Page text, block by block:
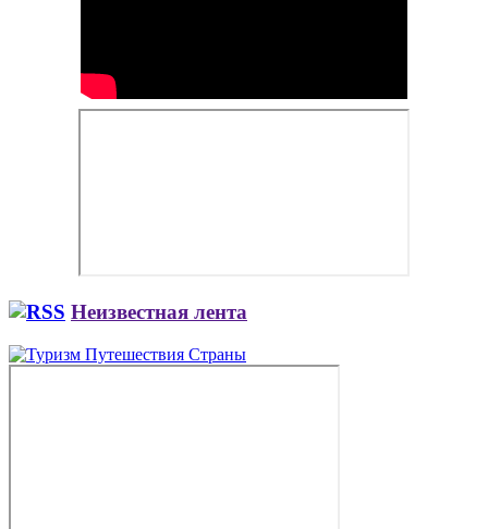
Неизвестная лента